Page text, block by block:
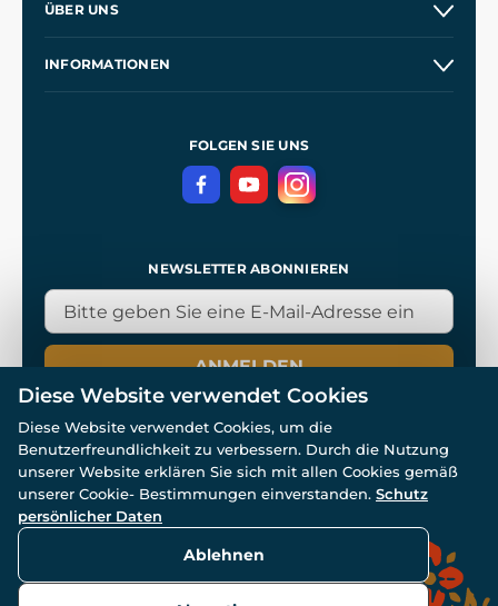
Kontakt
ÜBER UNS
INFORMATIONEN
DatenschutzerklärungFOLGEN SIE UNS
NEWSLETTER ABONNIEREN
ANMELDEN
© Alle Rechte vorbehalten. www.wulflund.de 2007-2026.
Powered by
Diese Website verwendet Cookies
Diese Website verwendet Cookies, um die
Benutzerfreundlichkeit zu verbessern. Durch die Nutzung
unserer Website erklären Sie sich mit allen Cookies gemäß
unserer Cookie- Bestimmungen einverstanden. Schutz
persönlicher Daten
Ablehnen